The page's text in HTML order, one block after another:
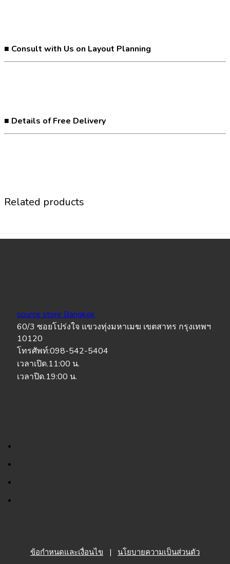
■ Consult with Us on Layout Planning
■ Details of Free Delivery
Related products
source store Bangkok
60/3 ซอยโปร่งใจ แขวงทุ่งมหาเมฆ เขตสาทร กรุงเทพฯ
10120
โทรศัพท์:098-542-5404
เวลาเปิด.11:00 น.
เวลาปิด.19:00 น.
ข้อกำหนดและเงื่อนไข | นโยบายความเป็นส่วนตัว